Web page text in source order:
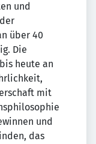
und
über 40
Die
heute an
mit
und
das